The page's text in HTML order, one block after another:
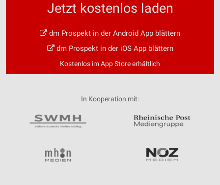
Jetzt kostenlos laden
dm Prospekt in der Android App blättern
dm Prospekt in der iOS App blättern
Kostenlos im App Store erhältlich
In Kooperation mit: